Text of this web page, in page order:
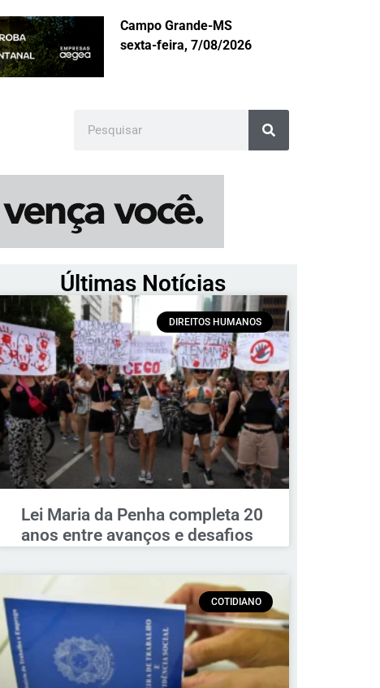
Campo Grande-MS
sexta-feira, 7/08/2026
Últimas Notícias
DIREITOS HUMANOS
Lei Maria da Penha completa 20
anos entre avanços e desafios
COTIDIANO